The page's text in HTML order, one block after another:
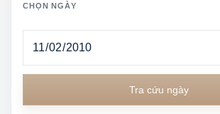
CHỌN NGÀY
Tra cứu ngày